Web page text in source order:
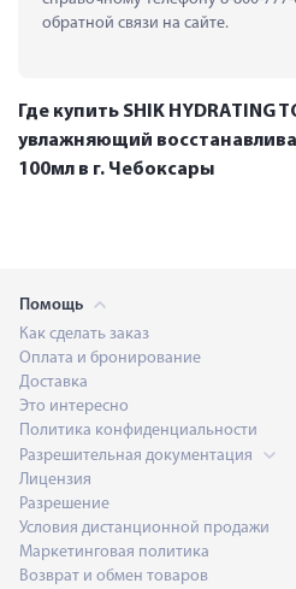
обратной связи на сайте.
Где купить SHIK HYDRATING
увлажняющий
100мл в г. Чебоксары
Помощь
Как сделать заказ
Оплата и бронирование
Доставка
Это интересно
Политика конфиденциальности
Разрешительная документация
Лицензия
Разрешение
Условия дистанционной продажи
Маркетинговая политика
Возврат и обмен товаров